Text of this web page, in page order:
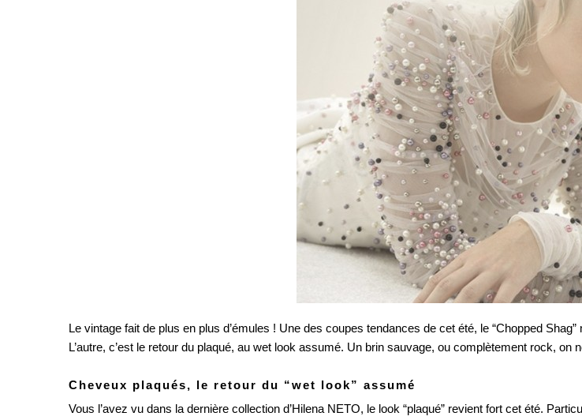
Le vintage fait de plus en plus d’émules ! Une des coupes tendances de cet été, le “Chopped
L’autre, c’est le retour du plaqué, au wet look assumé. Un brin sauvage, ou complètement rock, on
Cheveux plaqués, le retour du “wet look” assumé
Vous l’avez vu dans la dernière collection d’Hilena NETO, le look “plaqué” revient fort cet été.